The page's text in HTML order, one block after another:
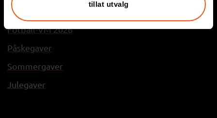
tillat utvalg
Sesonger og inspirasjon
Fotball-VM 2026
Påskegaver
Sommergaver
Julegaver